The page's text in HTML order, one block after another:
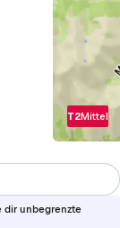
T2Mittel
dir unbegrenzte